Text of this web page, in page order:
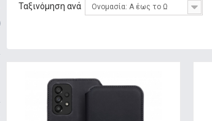
Ταξινόμηση ανά Ονομασία: Α έως το Ω